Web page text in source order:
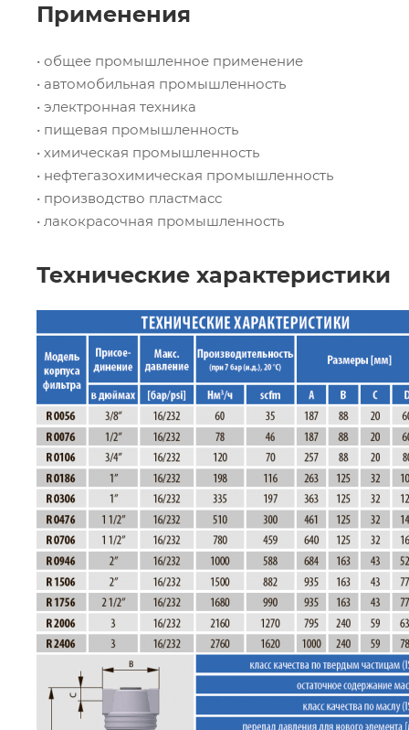
Применения
• общее промышленное применение
• автомобильная промышленность
• электронная техника
• пищевая промышленность
• химическая промышленность
• нефтегазохимическая промышленность
• производство пластмасс
• лакокрасочная промышленность
Технические характеристики